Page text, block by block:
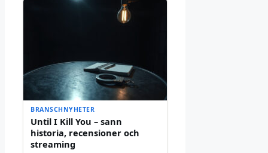
BRANSCHNYHETER
Until I Kill You – sann
historia, recensioner och
streaming